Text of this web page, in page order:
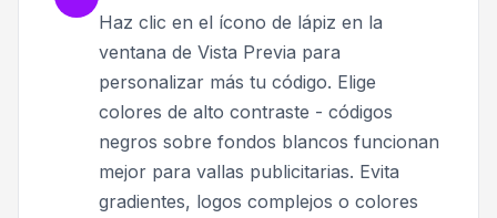
Haz clic en el ícono de lápiz en la
ventana de Vista Previa para
personalizar más tu código. Elige
colores de alto contraste - códigos
negros sobre fondos blancos funcionan
mejor para vallas publicitarias. Evita
gradientes, logos complejos o colores